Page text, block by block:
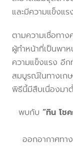
และมีความแข็งแ
ตามความเชื่อทา
ผู้ทำหน้าที่เป็นพา
ความแข็งแรง อี
สมบูรณ์ในทางเกษ
พิธีนี้มีสืบเนื่องมา
พบกับ “ทิน โช
ออกอากาศทาง